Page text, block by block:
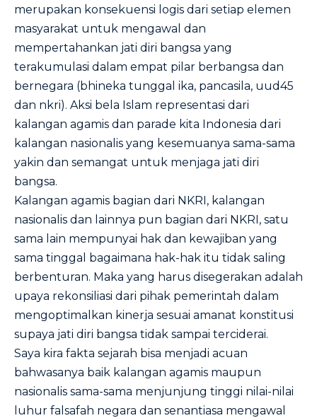
merupakan konsekuensi logis dari setiap elemen
masyarakat untuk mengawal dan
mempertahankan jati diri bangsa yang
terakumulasi dalam empat pilar berbangsa dan
bernegara (bhineka tunggal ika, pancasila, uud45
dan nkri). Aksi bela Islam representasi dari
kalangan agamis dan parade kita Indonesia dari
kalangan nasionalis yang kesemuanya sama-sama
yakin dan semangat untuk menjaga jati diri
bangsa.
Kalangan agamis bagian dari NKRI, kalangan
nasionalis dan lainnya pun bagian dari NKRI, satu
sama lain mempunyai hak dan kewajiban yang
sama tinggal bagaimana hak-hak itu tidak saling
berbenturan. Maka yang harus disegerakan adalah
upaya rekonsiliasi dari pihak pemerintah dalam
mengoptimalkan kinerja sesuai amanat konstitusi
supaya jati diri bangsa tidak sampai terciderai.
Saya kira fakta sejarah bisa menjadi acuan
bahwasanya baik kalangan agamis maupun
nasionalis sama-sama menjunjung tinggi nilai-nilai
luhur falsafah negara dan senantiasa mengawal